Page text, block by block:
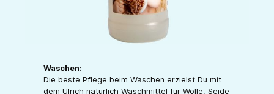
Waschen:
Die beste Pflege beim Waschen erzielst Du mit
dem Ulrich natürlich Waschmittel für Wolle, Seide